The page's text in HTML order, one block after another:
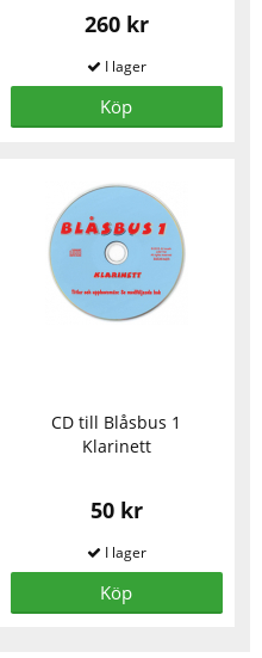
260 kr
Köp
CD till Blåsbus 1
Klarinett
50 kr
Köp